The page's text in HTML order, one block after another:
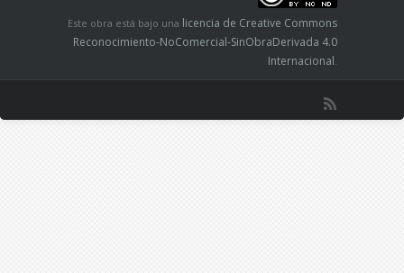
Este obra está bajo una licencia de Creative Commons
Reconocimiento-NoComercial-SinObraDerivada 4.0
Internacional